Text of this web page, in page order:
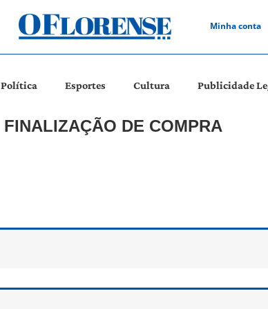
Minha conta
Política Esportes Cultura Publicidade
FINALIZAÇÃO DE COMPRA